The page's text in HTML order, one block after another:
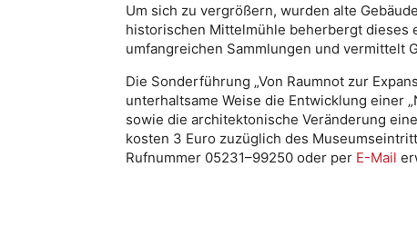
Um sich zu vergrößern, wurden alte
historischen Mittelmühle beherbergt dieses
umfangreichen Sammlungen und vermittelt
Die Sonderführung „Von Raumnot zur
unterhaltsame Weise die Entwicklung einer
sowie die architektonische Veränderung
kosten 3 Euro zuzüglich des
Rufnummer 05231–99250 oder per E-Mail